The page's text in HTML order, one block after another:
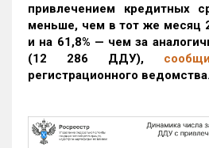
привлечением кредитных
меньше, чем в тот же месяц
и на 61,8% — чем за
(12 286 ДДУ),
регистрационного ведомства.